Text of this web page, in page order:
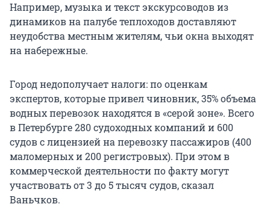
Например, музыка и текст экскурсоводов из
динамиков на палубе теплоходов доставляют
неудобства местным жителям, чьи окна выходят
на набережные.
Город недополучает налоги: по оценкам
экспертов, которые привел чиновник, 35% объема
водных перевозок находятся в «серой зоне». Всего
в Петербурге 280 судоходных компаний и 600
судов с лицензией на перевозку пассажиров (400
маломерных и 200 регистровых). При этом в
коммерческой деятельности по факту могут
участвовать от 3 до 5 тысяч судов, сказал
Ваньчков.